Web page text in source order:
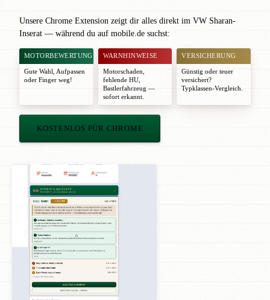
Unsere Chrome Extension zeigt dir alles direkt im VW Sharan-
Inserat — während du auf mobile.de suchst:
MOTORBEWERTUNG
Gute Wahl
Aufpassen
oder Finger weg!
WARNHINWEISE
Motorschaden,
fehlende HU,
Bastlerfahrzeug —
sofort erkannt.
VERSICHERUNG
Günstig oder teuer
versichert?
Typklassen-Vergleich.
KOSTENLOS FÜR CHROME